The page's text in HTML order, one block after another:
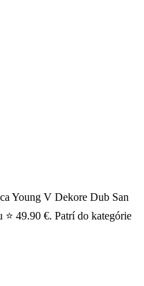
Young V Dekore Dub San
⭐ 49.90 €. Patrí do kategórie